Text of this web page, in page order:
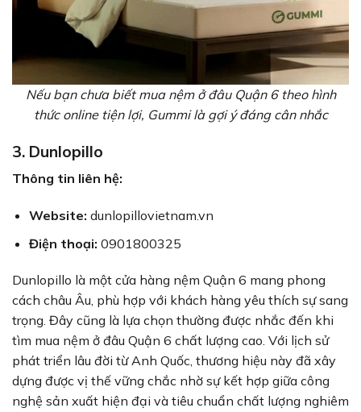
Nếu bạn chưa biết mua nệm ở đâu Quận 6 theo hình
thức online tiện lợi, Gummi là gợi ý đáng cân nhắc
3. Dunlopillo
Thông tin liên hệ:
Website: dunlopillovietnam.vn
Điện thoại: 0901800325
Dunlopillo là một cửa hàng nệm Quận 6 mang phong
cách châu Âu, phù hợp với khách hàng yêu thích sự sang
trọng. Đây cũng là lựa chọn thường được nhắc đến khi
tìm mua nệm ở đâu Quận 6 chất lượng cao. Với lịch sử
phát triển lâu đời từ Anh Quốc, thương hiệu này đã xây
dựng được vị thế vững chắc nhờ sự kết hợp giữa công
nghệ sản xuất hiện đại và tiêu chuẩn chất lượng nghiêm